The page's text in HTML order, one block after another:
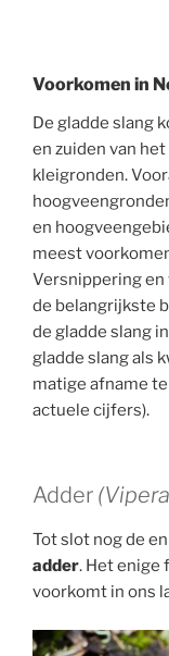
Voorkomen in
De gladde slang
en zuiden van
kleigronden.
en
meest
Versnippering en
de belangrijkste
de gladde slang
gladde slang als
matige afname te
actuele cijfers).
Adder
Tot slot nog de
adder. Het enige
voorkomt in ons